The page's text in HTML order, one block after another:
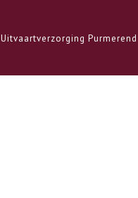
Uitvaartverzorging Purmerend